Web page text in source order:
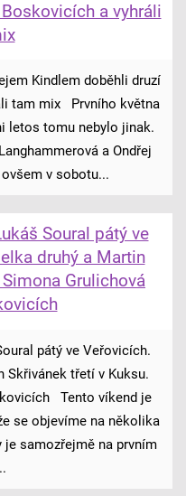
a vyhráli
Kindlem doběhli druzí
tam mix Prvního května
letos tomu nebylo jinak.
a Ondřej
v sobotu...
Soural pátý ve
druhý a Martin
Grulichová
pátý ve Veřovicích.
Skřivánek třetí v Kuksu.
Tento víkend je
se objevíme na několika
samozřejmě na prvním